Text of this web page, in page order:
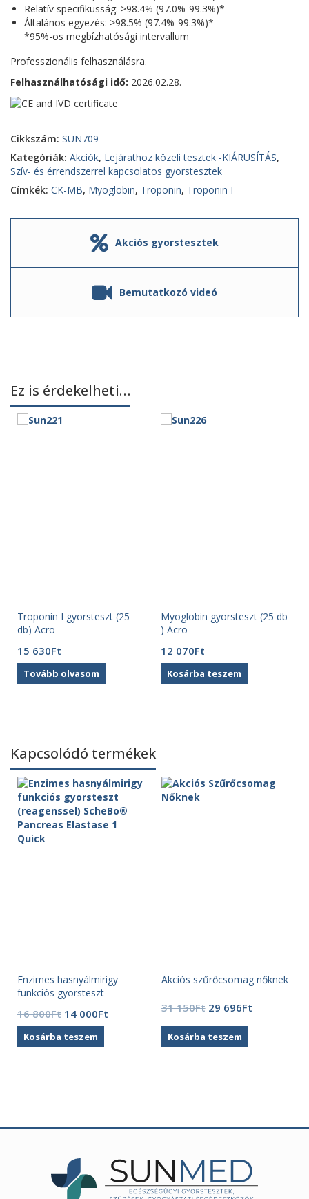
Relatív specifikusság: >98.4% (97.0%-99.3%)*
Általános egyezés: >98.5% (97.4%-99.3%)*
*95%-os megbízhatósági intervallum
Professzionális felhasználásra.
Felhasználhatósági idő: 2026.02.28.
Cikkszám: SUN709
Kategóriák: Akciók, Lejárathoz közeli tesztek -KIÁRUSÍTÁS,
Szív- és érrendszerrel kapcsolatos gyorstesztek
Címkék: CK-MB, Myoglobin, Troponin, Troponin I
Akciós gyorstesztek
Bemutatkozó videó
Ez is érdekelheti…
Troponin I gyorsteszt (25
db) Acro
15 630Ft
Tovább olvasom
Myoglobin gyorsteszt (25 db
) Acro
12 070Ft
Kosárba teszem
Kapcsolódó termékek
Enzimes hasnyálmirigy
funkciós gyorsteszt
Pancreas Elastase 1 Quick
16 800Ft Original
price
was:
14 000Ft
Kosárba teszem
Akciós szűrőcsomag nőknek
31 150Ft Original
was:
31
29 696FtCurrent
Kosárba teszem